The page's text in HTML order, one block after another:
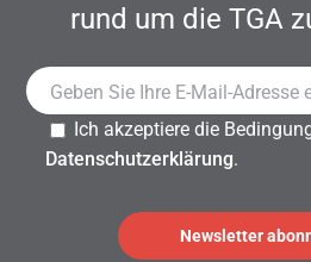
rund um die TGA
Ich akzeptiere die
Datenschutzerklärung.